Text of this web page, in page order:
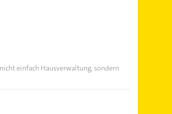
einfach Hausverwaltung, sondern